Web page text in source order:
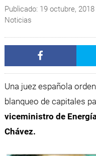
Publicado: 19 octubre, 2018
Noticias
Una juez española
blanqueo de capitales
viceministro de
Chávez.